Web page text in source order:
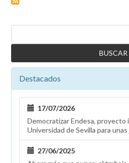
Destacados
17/07/2026
Democratizar Endesa, proyecto
Universidad de Sevilla para
27/06/2025